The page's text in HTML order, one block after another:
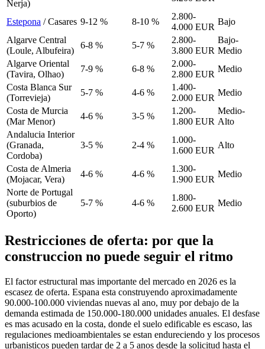
Nerja)
Estepona / Casares 9-12 % 8-10 %
2.800-
4.000 EUR
Bajo
Algarve Central
(Loule, Albufeira)
6-8 % 5-7 %
2.800-
3.800 EUR
Bajo-
Medio
Algarve Oriental
(Tavira, Olhao)
7-9 % 6-8 %
2.000-
2.800 EUR
Medio
Costa Blanca Sur
(Torrevieja)
5-7 % 4-6 %
1.400-
2.000 EUR
Medio
Costa de Murcia
(Mar Menor)
4-6 % 3-5 %
1.200-
1.800 EUR
Medio-
Alto
Andalucia Interior
(Granada,
Cordoba)
3-5 % 2-4 %
1.000-
1.600 EUR
Alto
Costa de Almeria
(Mojacar, Vera)
4-6 % 4-6 %
1.300-
1.900 EUR
Medio
Norte de Portugal
(suburbios de
Oporto)
5-7 % 4-6 %
1.800-
2.600 EUR
Medio
Restricciones de oferta: por que la
construccion no puede seguir el ritmo
El factor estructural mas importante del mercado en 2026 es la
escasez de oferta. Espana esta construyendo aproximadamente
90.000-100.000 viviendas nuevas al ano, muy por debajo de la
demanda estimada de 150.000-180.000 unidades anuales. El desfase
es mas acusado en la costa, donde el suelo edificable es escaso, las
regulaciones medioambientales se estan endureciendo y los procesos
urbanisticos pueden tardar de 2 a 5 anos desde la solicitud hasta el